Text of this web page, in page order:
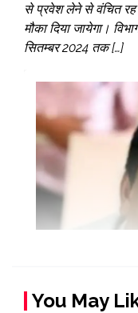
से प्रवेश लेने से वंचित
मौका दिया जायेगा।
सितम्बर 2024 तक […]
You May